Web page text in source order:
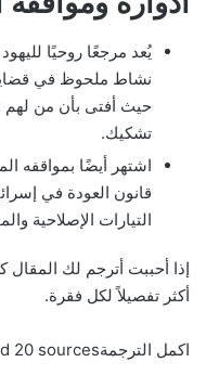
يُعد مرجعًا روحيًا
نشاط ملحوظ في قضايا
حيث أفتى بأن من لهم
تشكيك.
اشتهر أيضًا بمواقفه
قانون العودة في
التيارات الإصلاحية
إذا أحببت أترجم لك
أكثر تفصيلاً لكل فقرة.
اكمل الترجمةReviewed 20 sources